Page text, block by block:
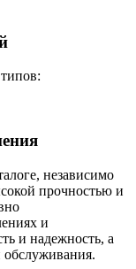
независимо
прочностью и
и
и надежность, а
обслуживания.